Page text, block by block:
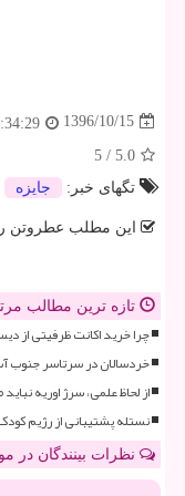
1396/10/15
5.0
/
5
تگهای خبر:
جایزه
این مطلب عطروتن
تازه ترین مطالب
چرا خرید اکانت ظرفیتی از
خردسالان در سرتاسر جنوب
از لحاظ علمی، سرژ اوریه
نستله پشتیبانی از رژیم
نظرات بینندگان در